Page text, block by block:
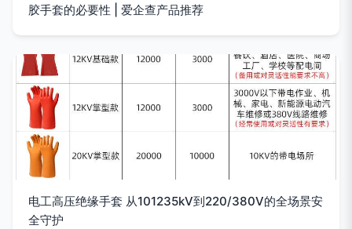
胶手套的必要性 | 爱企查产品推荐
电工高压绝缘手套 从101235kV到220/380V的全场景安
全守护